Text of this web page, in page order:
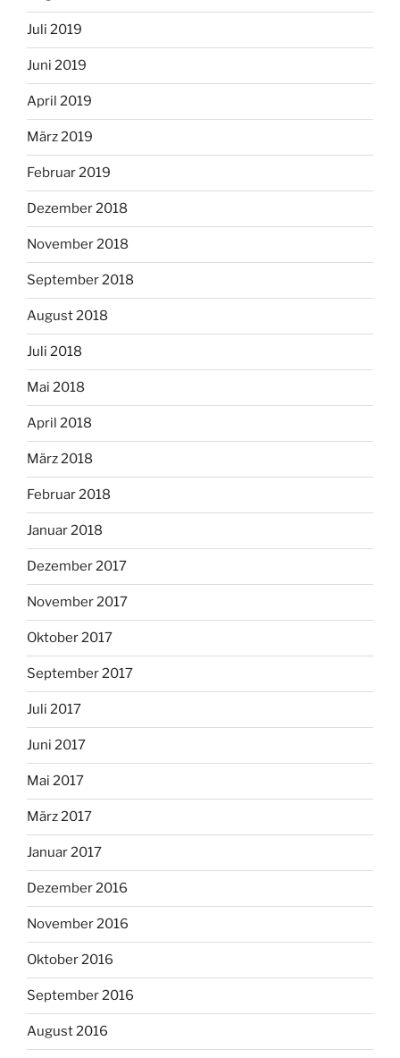
Juli 2019
Juni 2019
April 2019
März 2019
Februar 2019
Dezember 2018
November 2018
September 2018
August 2018
Juli 2018
Mai 2018
April 2018
März 2018
Februar 2018
Januar 2018
Dezember 2017
November 2017
Oktober 2017
September 2017
Juli 2017
Juni 2017
Mai 2017
März 2017
Januar 2017
Dezember 2016
November 2016
Oktober 2016
September 2016
August 2016